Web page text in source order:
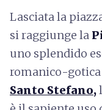
Lasciata la
si raggiunge la
uno splendido
romanico-gotica
Santo Stefano,